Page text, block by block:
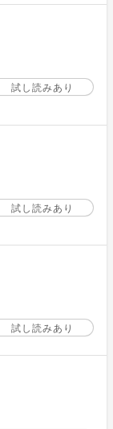
試し読みあり
試し読みあり
試し読みあり